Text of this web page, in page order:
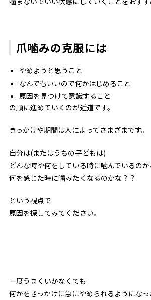
爪噛みの克服には
やめようと思うこと
なんでもいいので何かはじめること
原因を見つけて意識すること
の順に進めていくのが近道です。
きっかけや期間は人によってさまざまです。
自分は(またはうちの子どもは)
どんな時や何をしている時に噛んでいるのか
何を感じた時に噛みたくなるのかな？？
という視点で
原因を探してみてください。
一度うまくいかなくても
何かをきっかけに急にやめられるようにな